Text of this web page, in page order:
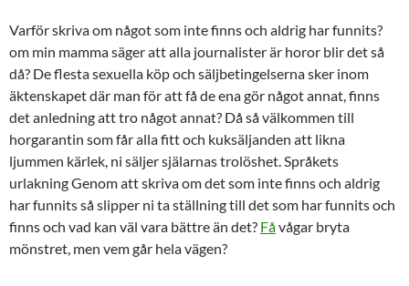
Varför skriva om något som inte finns och aldrig har funnits?
om min mamma säger att alla journalister är horor blir det så
då? De flesta sexuella köp och säljbetingelserna sker inom
äktenskapet där man för att få de ena gör något annat, finns
det anledning att tro något annat? Då så välkommen till
horgarantin som får alla fitt och kuksäljanden att likna
ljummen kärlek, ni säljer själarnas trolöshet. Språkets
urlakning Genom att skriva om det som inte finns och aldrig
har funnits så slipper ni ta ställning till det som har funnits och
finns och vad kan väl vara bättre än det? Fåvågar bryta
mönstret, men vem går hela vägen?